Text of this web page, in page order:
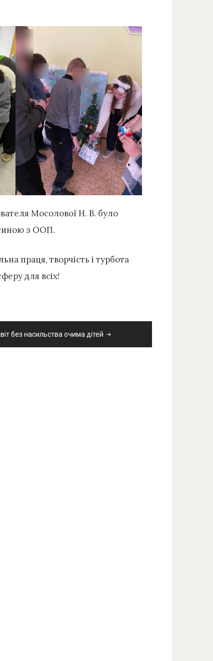
Мосолової Н. В. було
з ООП.
праця, творчість і турбота
для всіх!
без насильства очима дітей